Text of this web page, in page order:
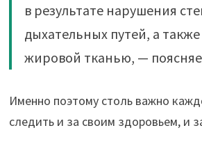
в результате нарушения
дыхательных путей, а
жировой тканью, —
Именно поэтому столь важно
следить и за своим здоровьем, и